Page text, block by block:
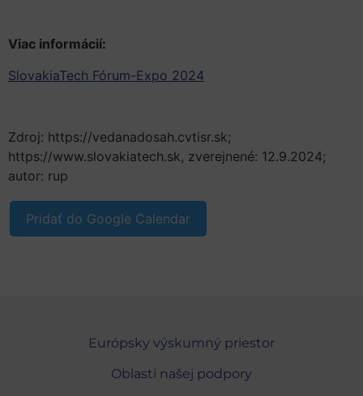
Viac informácií:
SlovakiaTech Fórum-Expo 2024
Zdroj: https://vedanadosah.cvtisr.sk;
https://www.slovakiatech.sk, zverejnené: 12.9.2024;
autor: rup
Pridať do Google Calendar
Európsky výskumný priestor
Oblasti našej podpory